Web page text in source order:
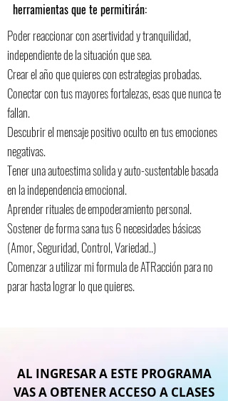
herramientas que te permitirán:
Poder reaccionar con asertividad y tranquilidad,
independiente de la situación que sea.
Crear el año que quieres con estrategias probadas.
Conectar con tus mayores fortalezas, esas que nunca te
fallan.
Descubrir el mensaje positivo oculto en tus emociones
negativas.
Tener una autoestima solida y auto-sustentable basada
en la independencia emocional.
Aprender rituales de empoderamiento personal.
Sostener de forma sana tus 6 necesidades básicas
(Amor, Seguridad, Control, Variedad..)
Comenzar a utilizar mi formula de ATRacción para no
parar hasta lograr lo que quieres.
AL INGRESAR A ESTE PROGRAMA
VAS A OBTENER ACCESO A CLASES